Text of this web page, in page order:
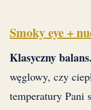
Smoky eye +
Klasyczny balans.
węglowy, czy
temperatury Pani